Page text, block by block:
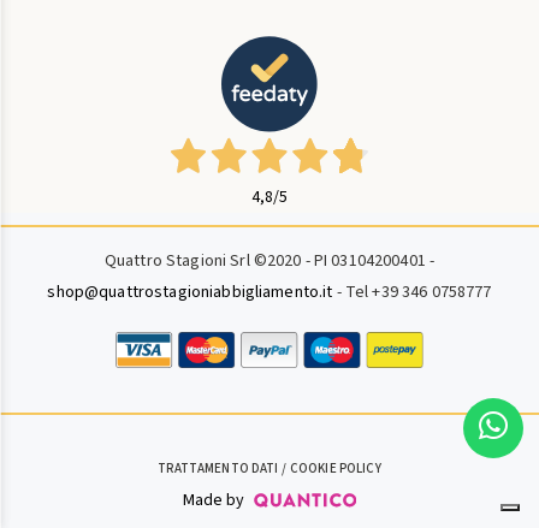
4,8/5
Quattro Stagioni Srl ©2020 - PI 03104200401 -
shop@quattrostagioniabbigliamento.it - Tel +39 346 0758777
TRATTAMENTO DATI COOKIE POLICY
Made by